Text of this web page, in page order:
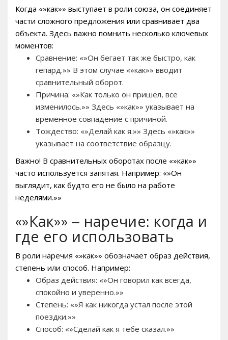
Когда «»как»» выступает в роли союза, он соединяет
части сложного предложения или сравнивает два
объекта. Здесь важно помнить несколько ключевых
моментов:
Сравнение: «»Он бегает так же быстро, как
гепард.»» В этом случае «»как»» вводит
сравнительный оборот.
Причина: «»Как только он пришел, все
изменилось.»» Здесь «»как»» указывает на
временное совпадение с причиной.
Тождество: «»Делай как я.»» Здесь «»как»»
указывает на соответствие образцу.
Важно! В сравнительных оборотах после «»как»»
часто используется запятая. Например: «»Он
выглядит, как будто его не было на работе
неделями.»»
«»Как»» – наречие: когда и
где его использовать
В роли наречия «»как»» обозначает образ действия,
степень или способ. Например:
Образ действия: «»Он говорил как всегда,
спокойно и уверенно.»»
Степень: «»Я как никогда устал после этой
поездки.»»
Способ: «»Сделай как я тебе сказал.»»